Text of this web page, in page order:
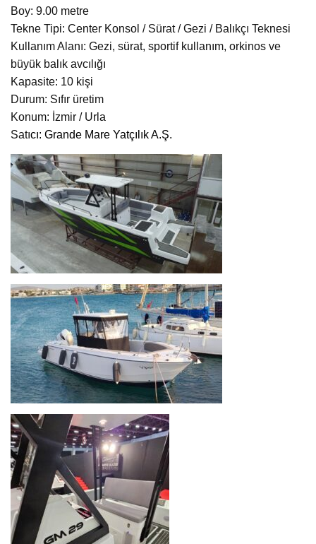
Boy: 9.00 metre
Tekne Tipi: Center Konsol / Sürat / Gezi / Balıkçı Teknesi
Kullanım Alanı: Gezi, sürat, sportif kullanım, orkinos ve
büyük balık avcılığı
Kapasite: 10 kişi
Durum: Sıfır üretim
Konum: İzmir / Urla
Satıcı: Grande Mare Yatçılık A.Ş.